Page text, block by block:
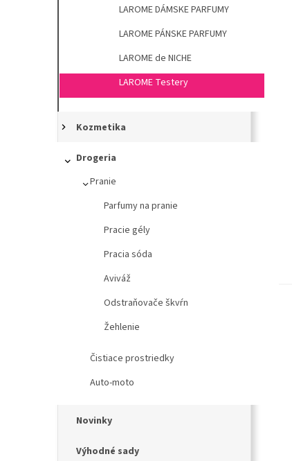
LAROME DÁMSKE PARFUMY
LAROME PÁNSKE PARFUMY
LAROME de NICHE
LAROME Testery
Kozmetika
Drogeria
Pranie
Parfumy na pranie
Pracie gély
Pracia sóda
Aviváž
Odstraňovače škvŕn
Žehlenie
Čistiace prostriedky
Auto-moto
Novinky
Výhodné sady